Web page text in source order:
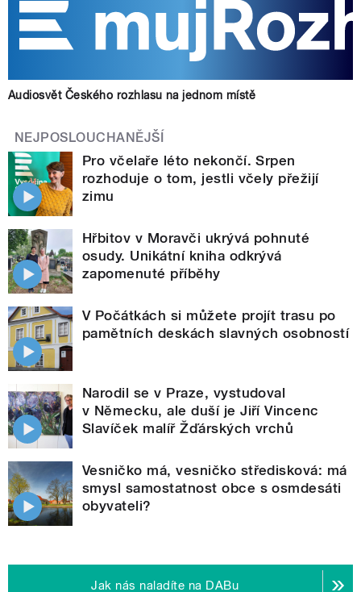
Audiosvět Českého rozhlasu na jednom místě
NEJPOSLOUCHANĚJŠÍ
Pro včelaře léto nekončí. Srpen
rozhoduje o tom, jestli včely přežijí
zimu
Hřbitov v Moravči ukrývá pohnuté
osudy. Unikátní kniha odkrývá
zapomenuté příběhy
V Počátkách si můžete projít trasu po
pamětních deskách slavných osobností
Narodil se v Praze, vystudoval
v Německu, ale duší je Jiří Vincenc
Slavíček malíř Žďárských vrchů
Vesničko má, vesničko středisková: má
smysl samostatnost obce s osmdesáti
obyvateli?
Jak nás naladíte na DABu